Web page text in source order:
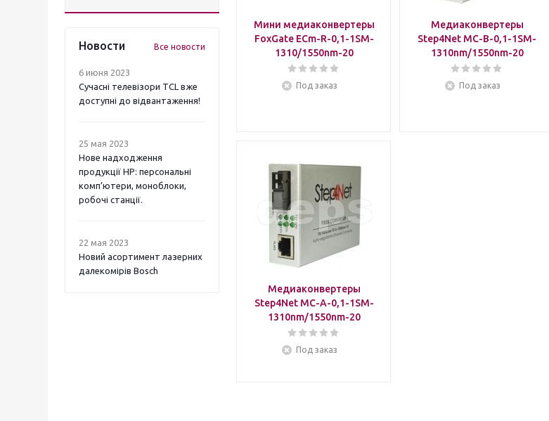
Новости Все новости
6 июня 2023
Сучасні телевізори TCL вже
доступні до відвантаження!
25 мая 2023
Нове надходження
продукції НР: персональні
комп’ютери, моноблоки,
робочі станції.
22 мая 2023
Новий асортимент лазерних
далекомірів Bosch
Мини медиаконвертеры
FoxGate ECm-R-0,1-1SM-
1310/1550nm-20
Под заказ
Медиаконвертеры
Step4Net MC-B-0,1-1SM-
1310nm/1550nm-20
Под заказ
Медиаконвертеры
Step4Net MC-A-0,1-1SM-
1310nm/1550nm-20
Под заказ